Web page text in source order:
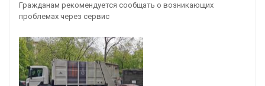
Гражданам рекомендуется сообщать о возникающих
проблемах через сервис